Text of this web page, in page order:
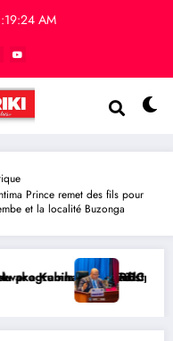
AM
Prince remet des fils pour
et la localité Buzonga
écoliers de la chefferie
Boji Sangara plaide pour